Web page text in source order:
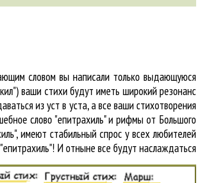
словом вы написали только выдающуюся
ваши стихи будут иметь широкий резонанс
из уст в уста, а все ваши стихотворения
слово "епитрахиль" и рифмы от Большого
, имеют стабильный спрос у всех любителей
И отныне все будут наслаждаться